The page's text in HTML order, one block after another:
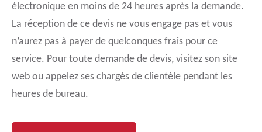
électronique en moins de 24 heures après la demande.
La réception de ce devis ne vous engage pas et vous
n’aurez pas à payer de quelconques frais pour ce
service. Pour toute demande de devis, visitez son site
web ou appelez ses chargés de clientèle pendant les
heures de bureau.